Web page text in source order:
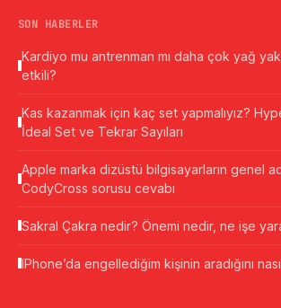
SON HABERLER
Kardiyo mu antrenman mı daha çok yağ
etkili?
Kas kazanmak için kaç set yapmalıyız?
İdeal Set ve Tekrar Sayıları
Apple marka dizüstü bilgisayarların genel
CodyCross sorusu cevabı
Sakral Çakra nedir? Önemi nedir, ne işe
IPhone’da engellediğim kişinin aradığını